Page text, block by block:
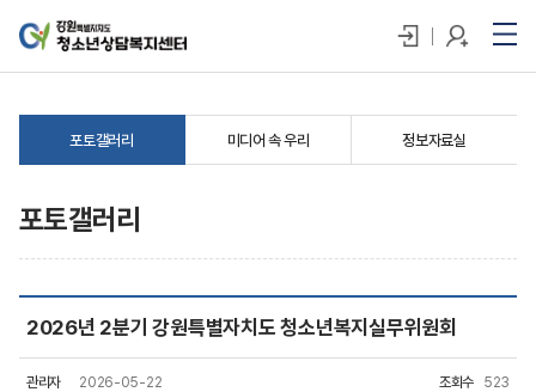
포토갤러리 미디어 속 우리 정보자료실
포토갤러리
2026년 2분기 강원특별자치도 청소년복지실무위원회
관리자 2026-05-22 조회수 523